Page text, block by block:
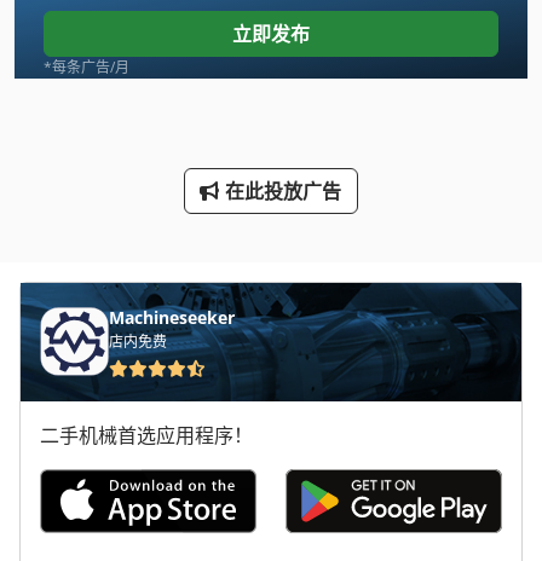
Newton 20
Tank
手动 剪 板 机
手动 绞车
手枪
林 德 叉车
立即发布
*每条广告/月
在此投放广告
Machineseeker
店内免费
二手机械首选应用程序！